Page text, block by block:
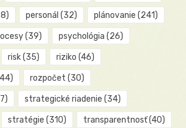
personál (32) plánovanie (241)
(39) psychológia (26)
risk(35) riziko (46)
rozpočet (30)
strategické riadenie (34)
stratégie (310) transparentnosť(40)